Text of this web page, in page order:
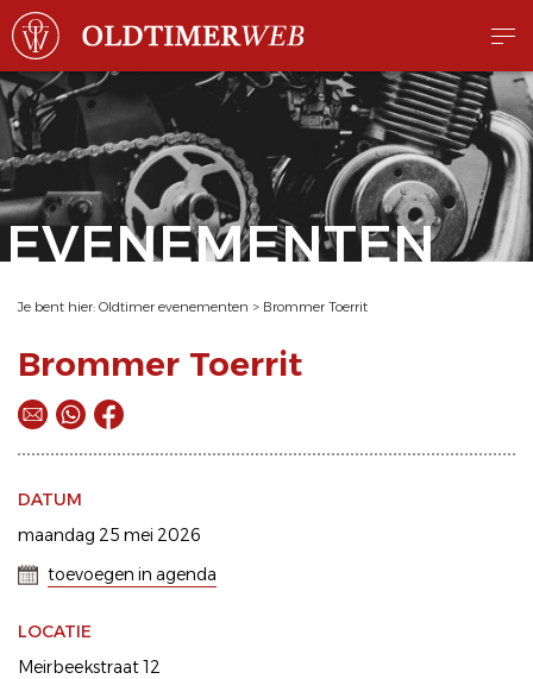
EVENEMENTEN
Je bent hier: Oldtimer evenementen > Brommer Toerrit
Brommer Toerrit
DATUM
maandag 25 mei 2026
toevoegen in agenda
LOCATIE
Meirbeekstraat 12